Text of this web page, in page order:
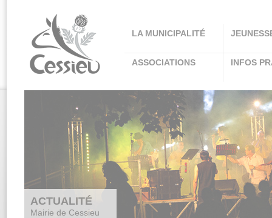
LA MUNICIPALITÉ
ASSOCIATIONS INFOS
ACTUALITÉ
Mairie de Cessieu